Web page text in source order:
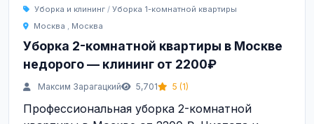
Уборка и клининг / Уборка 1-комнатной квартиры
Москва , Москва
Уборка 2-комнатной квартиры в Москве
недорого — клининг от 2200₽
Максим Зарагацкий 5,701 5 (1)
Профессиональная уборка 2-комнатной